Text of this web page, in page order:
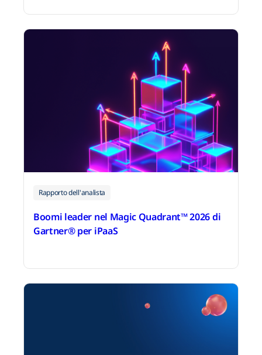
31 marzo 2026
Rapporto dell'analista
Boomi leader nel Magic Quadrant™ 2026 di
Gartner® per iPaaS
18 marzo 2026